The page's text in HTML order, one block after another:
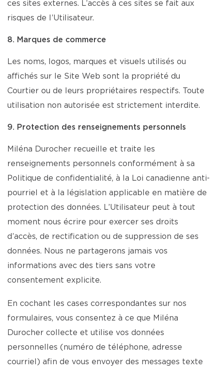
ces sites externes. L’accès à ces sites se fait aux
risques de l’Utilisateur.
8. Marques de commerce
Les noms, logos, marques et visuels utilisés ou
affichés sur le Site Web sont la propriété du
Courtier ou de leurs propriétaires respectifs. Toute
utilisation non autorisée est strictement interdite.
9. Protection des renseignements personnels
Miléna Durocher recueille et traite les
renseignements personnels conformément à sa
Politique de confidentialité, à la Loi canadienne anti-
pourriel et à la législation applicable en matière de
protection des données. L’Utilisateur peut à tout
moment nous écrire pour exercer ses droits
d’accès, de rectification ou de suppression de ses
données. Nous ne partagerons jamais vos
informations avec des tiers sans votre
consentement explicite.
En cochant les cases correspondantes sur nos
formulaires, vous consentez à ce que Miléna
Durocher collecte et utilise vos données
personnelles (numéro de téléphone, adresse
courriel) afin de vous envoyer des messages texte